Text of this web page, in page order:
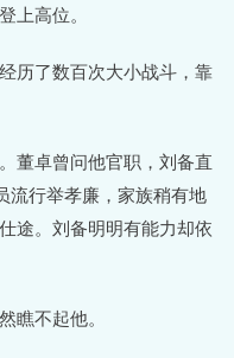
上高位。
历了数百次大小战斗，靠
董卓曾问他官职，刘备直
流行举孝廉，家族稍有地
途。刘备明明有能力却依
瞧不起他。